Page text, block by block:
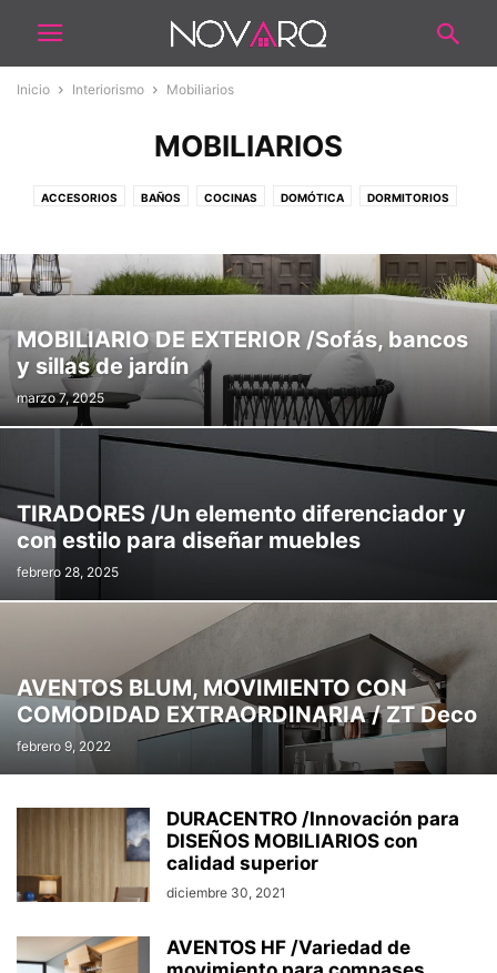
Inicio Interiorismo Mobiliarios
MOBILIARIOS
ACCESORIOS BAÑOS COCINAS DOMÓTICA DORMITORIOS
OFICINAS PATIOS Y EXTERIOR PERSIANAS/CORTINAS PISCINAS
QUINCHOS SALAS SALÓN COMERCIAL SISTEMAS TEXTILES
MOBILIARIO DE EXTERIOR /Sofás, bancos
y sillas de jardín
marzo 7, 2025
TIRADORES /Un elemento diferenciador y
con estilo para diseñar muebles
febrero 28, 2025
AVENTOS BLUM, MOVIMIENTO CON
COMODIDAD EXTRAORDINARIA / ZT Deco
febrero 9, 2022
DURACENTRO /Innovación para
DISEÑOS MOBILIARIOS con
calidad superior
diciembre 30, 2021
AVENTOS HF /Variedad de